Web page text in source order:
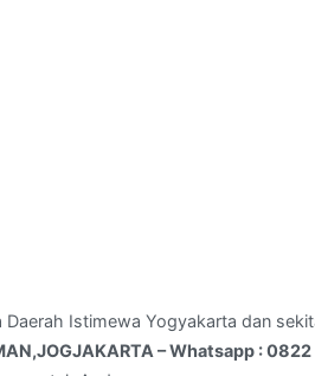
Daerah Istimewa Yogyakarta dan
– Whatsapp :